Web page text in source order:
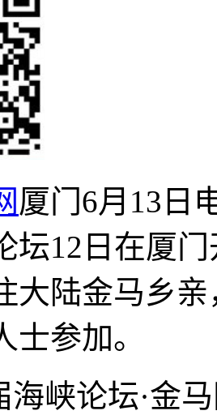
厦门6月13日
坛12日在厦
大陆金马乡
士参加。
海峡论坛·金